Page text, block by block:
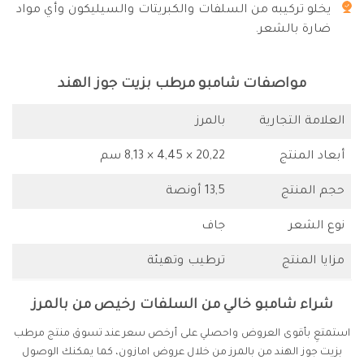
يخلو تركيبه من السلفات والكبريتات والسيليكون وأي مواد
ضارة بالشعر.
مواصفات شامبو مرطب بزيت جوز الهند
العلامة التجارية بالمرز
أبعاد المنتج 20,22 × 4,45 × 8,13 سم
حجم المنتج 13,5 أونصة
نوع الشعر جاف
مزايا المنتج ترطيب وتهيئة
شراء شامبو خالي من السلفات رخيص من بالمرز
استمتعِ بأقوى العروض واحصلي على أرخص سعر عند تسوق منتج مرطب
بزيت جوز الهند من بالمرز من خلال عروض امازون، كما يمكنك الوصول